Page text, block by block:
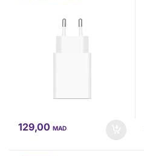
129,00MAD